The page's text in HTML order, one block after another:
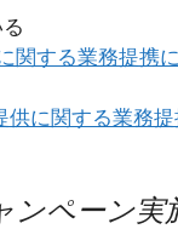
関する業務提携
に関する業務
ペーン実